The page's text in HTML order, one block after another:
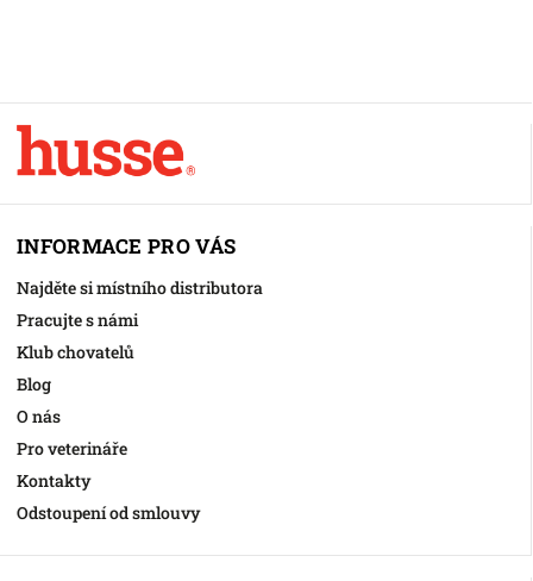
INFORMACE PRO VÁS
Najděte si místního distributora
Pracujte s námi
Klub chovatelů
Blog
O nás
Pro veterináře
Kontakty
Odstoupení od smlouvy